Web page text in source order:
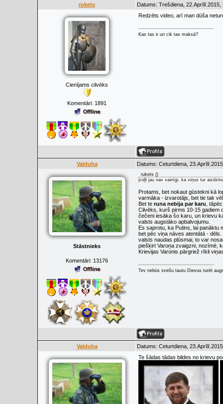
rukets Datums: Trešdiena,
Cienījams cilvēks
Komentāri: 1891
Redzēts video, arī man dūša
Kas tas ir un cik tas maksā?
Valduha Datums: Ceturtdiena,
Stāstnieks
Komentāri: 13176
rukets ()
zoļļi jau nav vainīgi, ka viņus tur
Protams, bet nokaut gūstekni kā
varmāka - izvarotājs, bet tie tak
Bet te runa nebija par karu ,
Cilvēks, kurš pirms 10-15 gadiem
čečeni iesāka šo karu, un krievu
valsts augstāko apbalvojumu.
Es saprotu, ka Putins, lai panāktu
bet pēc viņa nāves atentātā -
valsts naudas plūsmai, to var
piešķirt Varoņa zvaigzni, nozīmē,
Krievijas Varonis pārgriež rīkli
Tev nebūs svešu tautu Dievus turēt
Valduha Datums: Ceturtdiena,
Te šādas tādas bildes no krievu